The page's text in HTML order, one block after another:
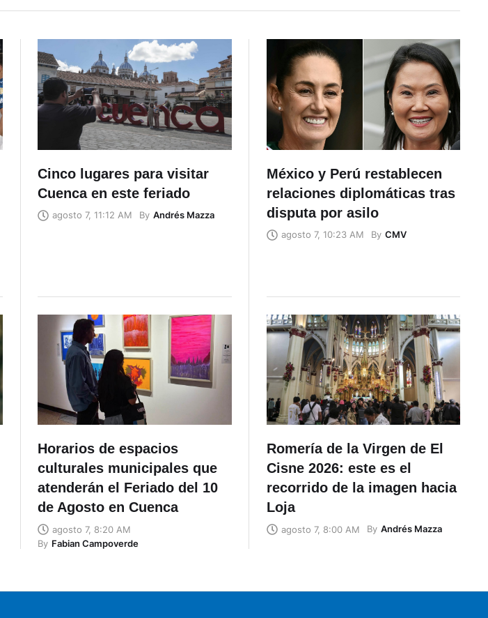
Cinco lugares para visitar
Cuenca en este feriado
agosto 7, 11:12 AM By Andrés Mazza
México y Perú restablecen
relaciones diplomáticas tras
disputa por asilo
agosto 7, 10:23 AM By CMV
Horarios de espacios
culturales municipales que
atenderán el Feriado del 10
de Agosto en Cuenca
agosto 7, 8:20 AM
By Fabian Campoverde
Romería de la Virgen de El
Cisne 2026: este es el
recorrido de la imagen hacia
Loja
agosto 7, 8:00 AM By Andrés Mazza